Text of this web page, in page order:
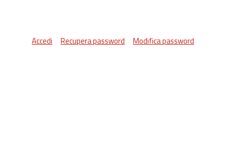
Accedi Recupera password Modifica password